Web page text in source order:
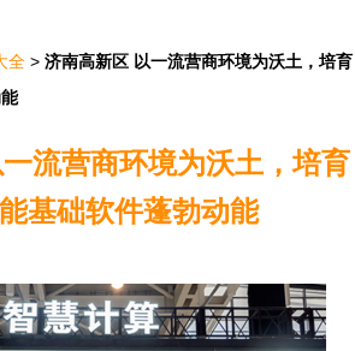
全 > 济南高新区 以一流营商环境为沃土，培育
流营商环境为沃土，培育
基础软件蓬勃动能